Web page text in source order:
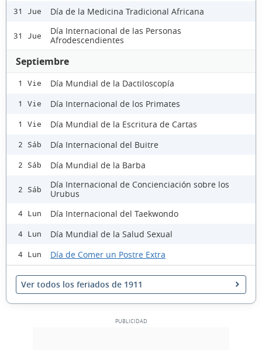
31 Jue Día de la Medicina Tradicional Africana
31 Jue
Día Internacional de las Personas
Afrodescendientes
Septiembre
1 Vie Día Mundial de la Dactiloscopía
1 Vie Día Internacional de los Primates
1 Vie Día Mundial de la Escritura de Cartas
2 Sáb Día Internacional del Buitre
2 Sáb Día Mundial de la Barba
2 Sáb
Día Internacional de Concienciación sobre los
Urubus
4 Lun Día Internacional del Taekwondo
4 Lun Día Mundial de la Salud Sexual
4 Lun Día de Comer un Postre Extra
Ver todos los feriados de 1911